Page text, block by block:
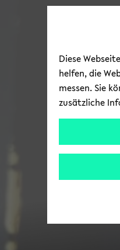
Diese
helfen, die
messen. Sie
zusätzliche